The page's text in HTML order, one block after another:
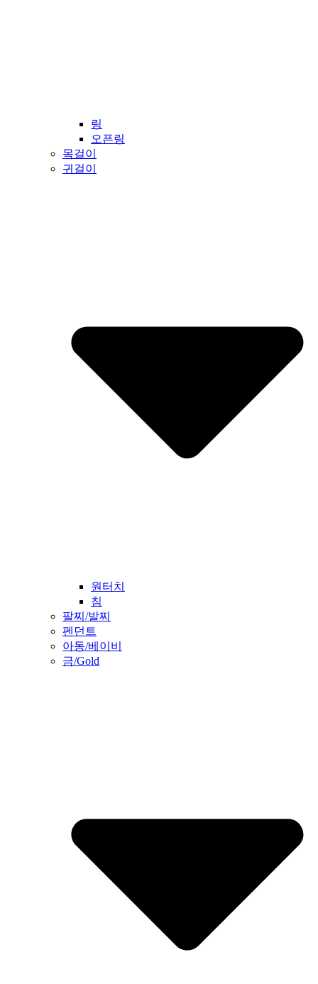
링
오픈링
목걸이
귀걸이
원터치
침
팔찌/발찌
펜던트
아동/베이비
금/Gold